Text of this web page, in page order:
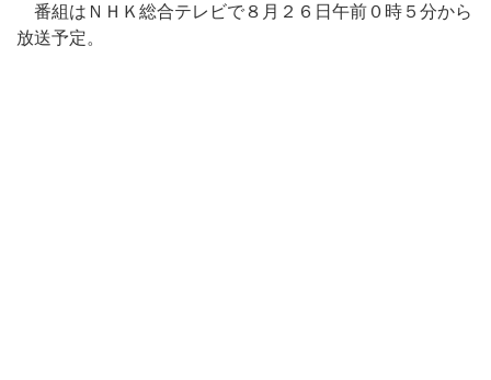
番組はＮＨＫ総合テレビで８月２６日午前０時５分から
放送予定。